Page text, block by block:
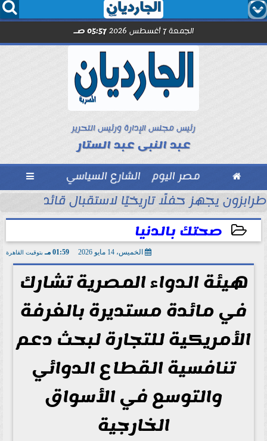
  
الجمعة 7 أغسطس 2026 05:57 صـ
رئيس مجلس الإدارة ورئيس التحرير
عبد النبى عبد الستار
 مصر اليوم الشارع السياسي 
طرابزون يجهز حفلًا تاريخيًا لاستقبال قائد
صحتك بالدنيا
الخميس، 14 مايو 2026 01:59 مـ بتوقيت القاهرة
هيئة الدواء المصرية تشارك
في مائدة مستديرة بالغرفة
الأمريكية للتجارة لبحث دعم
تنافسية القطاع الدوائي
والتوسع في الأسواق
الخارجية